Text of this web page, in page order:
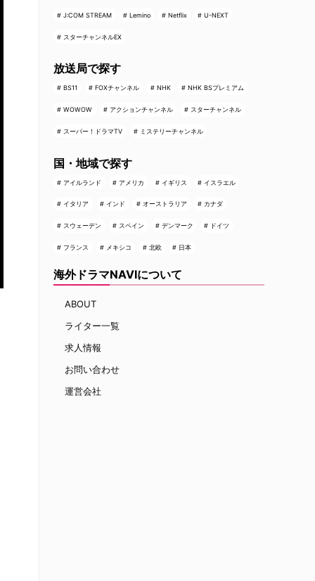
J:COM STREAM Lemino Netflix U-NEXT
スターチャンネルEX
放送局で探す
BS11 FOXチャンネル NHK NHK BSプレミアム
WOWOW アクションチャンネル スターチャンネル
スーパー！ドラマTV ミステリーチャンネル
国・地域で探す
アイルランド アメリカ イギリス イスラエル
イタリア インド オーストラリア カナダ
スウェーデン スペイン デンマーク ドイツ
フランス メキシコ 北欧 日本
海外ドラマNAVIについて
ABOUT
ライター一覧
求人情報
お問い合わせ
運営会社